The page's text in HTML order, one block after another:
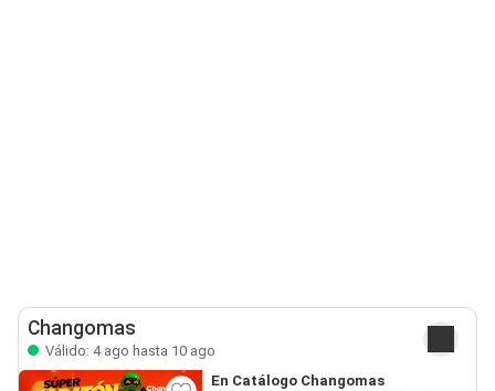
Changomas
Válido: 4 ago hasta 10 ago
En Catálogo Changomas